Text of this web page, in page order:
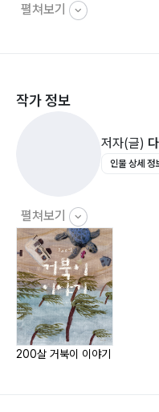
의 따뜻한 마음을 통해
펼쳐보기
작가 정보
저자(글)
인물 상세 정
펼쳐보기
200살 거북이 이야기